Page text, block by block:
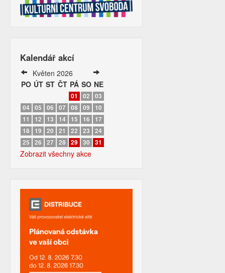
Kalendář akcí
Květen 2026
PO ÚT ST ČT PÁ SO NE
01 02
03
04
05 06 07 08 09
10
11
12 13 14 15 16
17
18
19 20 21 22 23
24
25
26 27 28 29 30 31
Zobrazit všechny akce